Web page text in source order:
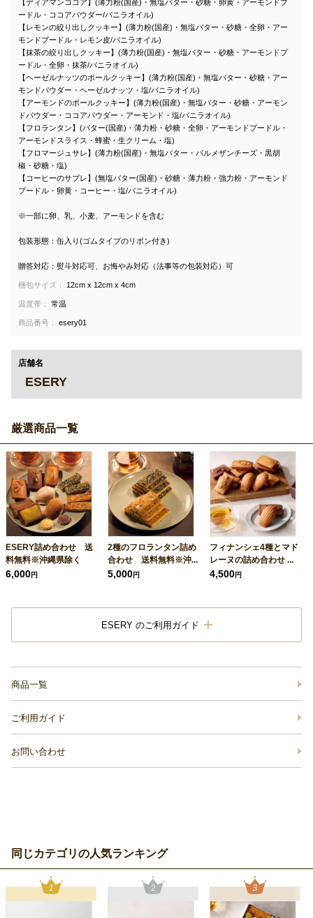
【ディアマンココア】(薄力粉(国産)・無塩バター・砂糖・卵黄・アーモンドプ
ードル・ココアパウダー/バニラオイル)
【レモンの絞り出しクッキー】(薄力粉(国産)・無塩バター・砂糖・全卵・アー
モンドプードル・レモン皮/バニラオイル)
【抹茶の絞り出しクッキー】(薄力粉(国産)・無塩バター・砂糖・アーモンドプ
ードル・全卵・抹茶/バニラオイル)
【ヘーゼルナッツのボールクッキー】(薄力粉(国産)・無塩バター・砂糖・アー
モンドパウダー・ヘーゼルナッツ・塩/バニラオイル)
【アーモンドのボールクッキー】(薄力粉(国産)・無塩バター・砂糖・アーモン
ドパウダー・ココアパウダー・アーモンド・塩/バニラオイル)
【フロランタン】(バター(国産)・薄力粉・砂糖・全卵・アーモンドプードル・
アーモンドスライス・蜂蜜・生クリーム・塩)
【フロマージュサレ】(薄力粉(国産)・無塩バター・パルメザンチーズ・黒胡
椒・砂糖・塩)
【コーヒーのサブレ】(無塩バター(国産)・砂糖・薄力粉・強力粉・アーモンド
プードル・卵黄・コーヒー・塩/バニラオイル)
※一部に卵、乳、小麦、アーモンドを含む
包装形態：缶入り(ゴムタイプのリボン付き)
贈答対応：熨斗対応可、お悔やみ対応（法事等の包装対応）可
梱包サイズ： 12cm x 12cm x 4cm
温度帯： 常温
商品番号： esery01
店舗名
ESERY
厳選商品一覧
ESERY詰め合わせ 送
料無料※沖縄県除く
6,000円
2種のフロランタン詰め
合わせ 送料無料※沖...
5,000円
フィナンシェ4種とマド
レーヌの詰め合わせ ...
4,500円
ESERY のご利用ガイド
商品一覧
ご利用ガイド
お問い合わせ
同じカテゴリの人気ランキング